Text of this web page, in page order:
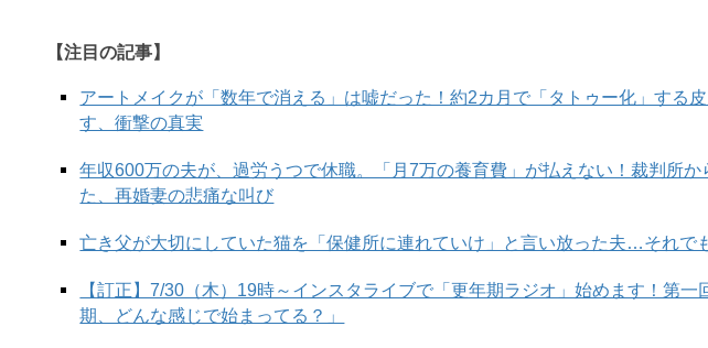
【画像左】FENDI –’JACKET’ 485,100円、’VEST’ 392,700円、’TROUSERS’ 203,500円、’SHOES’ 173,800円、
53,900円（すべて発売済み）、’BAG’ 489,500円（3月中旬発売予定）※BAGは素材変更あり 【画像右】FENDI –
【注目の記事】
アートメイクが「数年で消える」は嘘だった！約2カ月で「タトゥー化」する
す、衝撃の真実
年収600万の夫が、過労うつで休職。「月7万の養育費」が払えない！裁判所
た、再婚妻の悲痛な叫び
亡き父が大切にしていた猫を「保健所に連れていけ」と言い放った夫…それで
【訂正】7/30（木）19時～インスタライブで「更年期ラジオ」始めます！第
期、どんな感じで始まってる？」